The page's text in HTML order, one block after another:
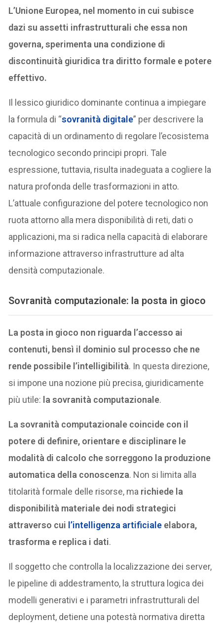
L’Unione Europea, nel momento in cui subisce
dazi su assetti infrastrutturali che essa non
governa, sperimenta una condizione di
discontinuità giuridica tra diritto formale e potere
effettivo.
Il lessico giuridico dominante continua a impiegare
la formula di “sovranità digitale” per descrivere la
capacità di un ordinamento di regolare l’ecosistema
tecnologico secondo principi propri. Tale
espressione, tuttavia, risulta inadeguata a cogliere la
natura profonda delle trasformazioni in atto.
L’attuale configurazione del potere tecnologico non
ruota attorno alla mera disponibilità di reti, dati o
applicazioni, ma si radica nella capacità di elaborare
informazione attraverso infrastrutture ad alta
densità computazionale.
Sovranità computazionale: la posta in gioco
La posta in gioco non riguarda l’accesso ai
contenuti, bensì il dominio sul processo che ne
rende possibile l’intelligibilità. In questa direzione,
si impone una nozione più precisa, giuridicamente
più utile: la sovranità computazionale.
La sovranità computazionale coincide con il
potere di definire, orientare e disciplinare le
modalità di calcolo che sorreggono la produzione
automatica della conoscenza. Non si limita alla
titolarità formale delle risorse, ma richiede la
disponibilità materiale dei nodi strategici
attraverso cui l’intelligenza artificiale elabora,
trasforma e replica i dati.
Il soggetto che controlla la localizzazione dei server,
le pipeline di addestramento, la struttura logica dei
modelli generativi e i parametri infrastrutturali del
deployment, detiene una potestà normativa diretta